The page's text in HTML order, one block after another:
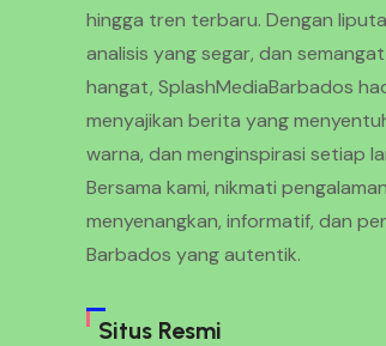
hingga tren terbaru. Dengan
analisis yang segar, dan
hangat, SplashMediaBarbados
menyajikan berita yang
warna, dan menginspirasi setiap
Bersama kami, nikmati
menyenangkan, informatif, dan
Barbados yang autentik.
Situs Resmi